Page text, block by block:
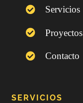
Servicios
Proyectos
Contacto
SERVICIOS